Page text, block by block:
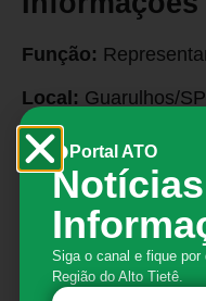
Função:
Local: Guarulhos/SP
Salário:
R$ 2.070,00
Contrato:
chance de efetivação.
Atividades
Portal ATO
Siga o canal e fique por
Região do Alto Tietê.